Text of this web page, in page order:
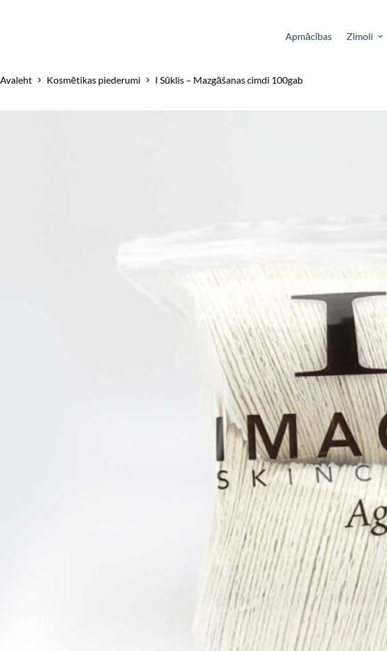
Apmācības Zīmoli
Avaleht Kosmētikas piederumi I Sūklis – Mazgāšanas cimdi 100gab